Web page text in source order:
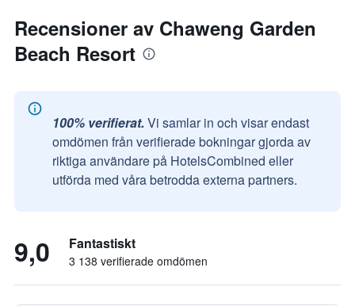
Recensioner av Chaweng Garden
Beach Resort
100% verifierat. Vi samlar in och visar endast
omdömen från verifierade bokningar gjorda av
riktiga användare på HotelsCombined eller
utförda med våra betrodda externa partners.
9,0 Fantastiskt
3 138 verifierade omdömen